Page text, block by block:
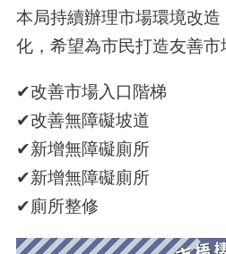
本局持續辦理市場環境改
化，希望為市民打造友善市
✔改善市場入口階梯
✔改善無障礙坡道
✔新增無障礙廁所
✔新增無障礙廁所
✔廁所整修